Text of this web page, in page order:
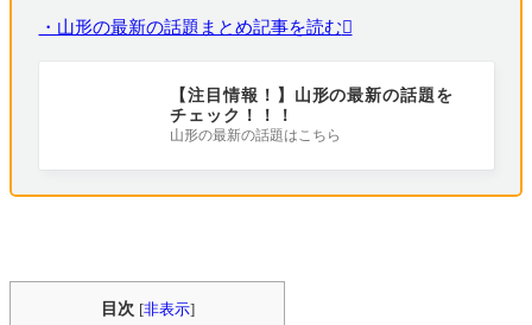
・山形の最新の話題まとめ記事を読む
【注目情報！】山形の最新の話題を
チェック！！！
山形の最新の話題はこちら
目次 [非表示]